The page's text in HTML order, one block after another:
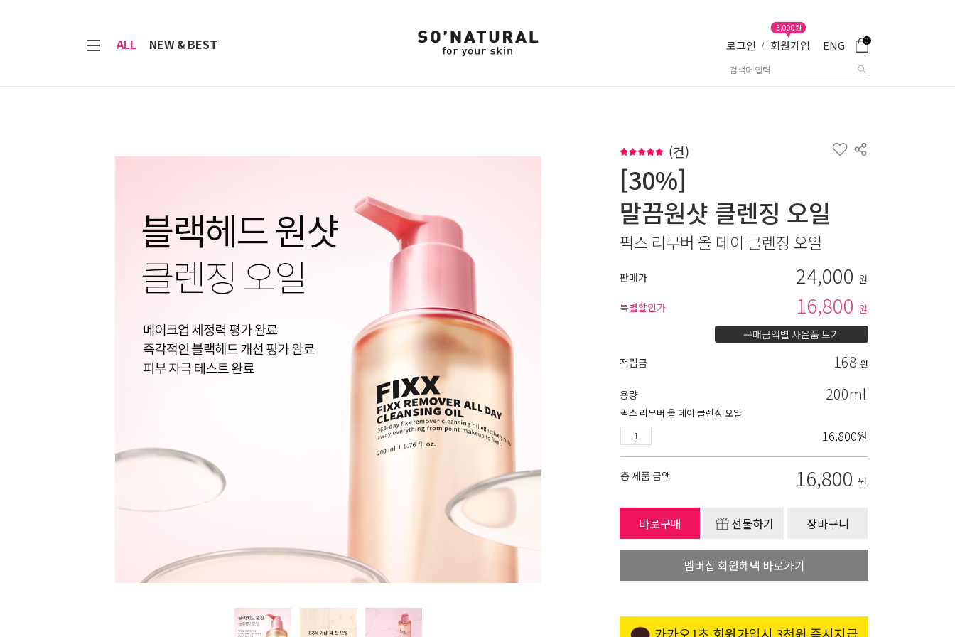
ALL NEW & BEST 로그인 / 회원가입
3,000원
ENG 0
(건)
[30%]
말끔원샷 클렌징 오일
픽스 리무버 올 데이 클렌징 오일
판매가 24,000 원
특별할인가
16,800 원
구매금액별 사은품 보기
적립금
168 원
용량 200ml
픽스 리무버 올 데이 클렌징 오일
16,800원
총 제품 금액 16,800 원
바로구매 선물하기 장바구니
멤버십 회원혜택 바로가기